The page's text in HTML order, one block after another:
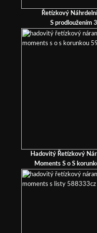
Řetízkový
S prodloužením
Hadovitý Řetízkový
Moments S o S